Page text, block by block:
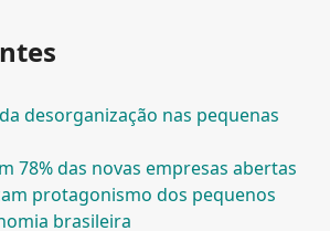
desorganização nas pequenas
78% das novas empresas abertas
protagonismo dos pequenos
brasileira